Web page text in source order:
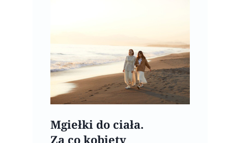
Mgiełki do ciała.
Za co kobiety